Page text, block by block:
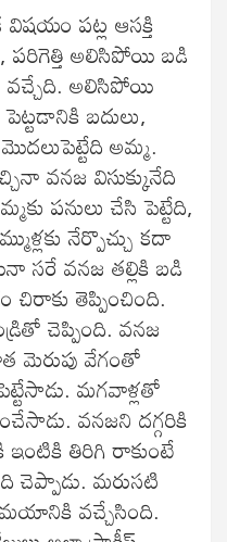
పట్ల ఆసక్తి
పరిగెత్తి అలిసిపోయి బడి
వచ్చేది. అలిసిపోయి
బదులు,
అమ్మ.
వనజ విసుక్కునేది
పనులు చేసి పెట్టేది,
నేర్పొచ్చు కదా
సరే వనజ తల్లికి బడి
చిరాకు తెప్పించింది.
చెప్పింది. వనజ
మెరుపు వేగంతో
మగవాళ్లతో
వనజని దగ్గరికి
తిరిగి రాకుంటే
చెప్పాడు. మరుసటి
వచ్చేసింది.